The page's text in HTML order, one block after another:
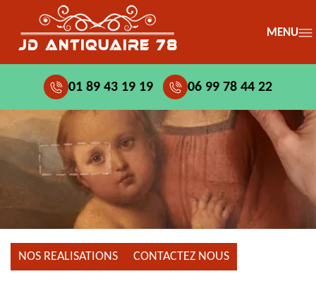
MENU
01 89 43 19 19 06 99 78 44 22
NOS REALISATIONS CONTACTEZ NOUS